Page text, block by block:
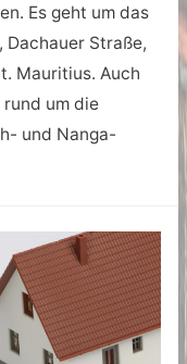
Es geht um das
Straße,
Mauritius. Auch
um die
und Nanga-